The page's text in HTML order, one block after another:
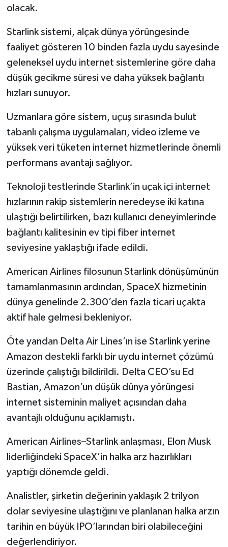
olacak.
Starlink sistemi, alçak dünya yörüngesinde
faaliyet gösteren 10 binden fazla uydu sayesinde
geleneksel uydu internet sistemlerine göre daha
düşük gecikme süresi ve daha yüksek bağlantı
hızları sunuyor.
Uzmanlara göre sistem, uçuş sırasında bulut
tabanlı çalışma uygulamaları, video izleme ve
yüksek veri tüketen internet hizmetlerinde önemli
performans avantajı sağlıyor.
Teknoloji testlerinde Starlink’in uçak içi internet
hızlarının rakip sistemlerin neredeyse iki katına
ulaştığı belirtilirken, bazı kullanıcı deneyimlerinde
bağlantı kalitesinin ev tipi fiber internet
seviyesine yaklaştığı ifade edildi.
American Airlines filosunun Starlink dönüşümünün
tamamlanmasının ardından, SpaceX hizmetinin
dünya genelinde 2.300’den fazla ticari uçakta
aktif hale gelmesi bekleniyor.
Öte yandan Delta Air Lines’ın ise Starlink yerine
Amazon destekli farklı bir uydu internet çözümü
üzerinde çalıştığı bildirildi. Delta CEO’su Ed
Bastian, Amazon’un düşük dünya yörüngesi
internet sisteminin maliyet açısından daha
avantajlı olduğunu açıklamıştı.
American Airlines–Starlink anlaşması, Elon Musk
liderliğindeki SpaceX’in halka arz hazırlıkları
yaptığı dönemde geldi.
Analistler, şirketin değerinin yaklaşık 2 trilyon
dolar seviyesine ulaştığını ve planlanan halka arzın
tarihin en büyük IPO’larından biri olabileceğini
değerlendiriyor.